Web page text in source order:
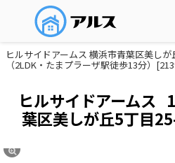
ヒルサイドアームス 横浜市青葉区美し
（2LDK・たまプラーザ駅徒歩13分）
ヒルサイドアームス
葉区美しが丘5丁目